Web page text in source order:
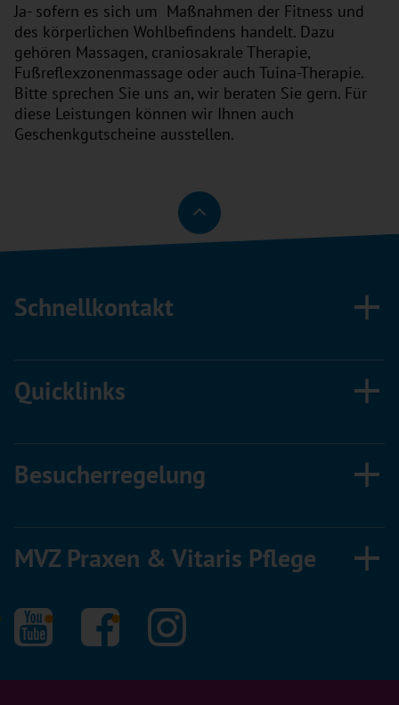
Ja- sofern es sich um Maßnahmen der Fitness und
des körperlichen Wohlbefindens handelt. Dazu
gehören Massagen, craniosakrale Therapie,
Fußreflexzonenmassage oder auch Tuina-Therapie.
Bitte sprechen Sie uns an, wir beraten Sie gern. Für
diese Leistungen können wir Ihnen auch
Geschenkgutscheine ausstellen.
Schnellkontakt
Quicklinks
Besucherregelung
MVZ Praxen & Vitaris Pflege